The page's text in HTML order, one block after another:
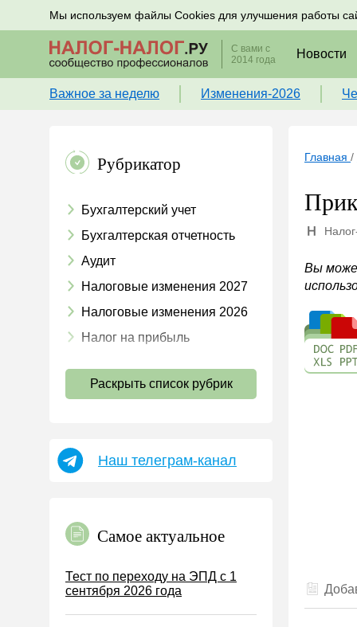
Мы используем файлы Cookies для улучшения работы
Подписывайтесь на новости по налогам, учету и
С вами с
2014 года
Новости
Важное за неделю Изменения-2026
Рубрикатор
Бухгалтерский учет
Бухгалтерская отчетность
Аудит
Налоговые изменения 2027
Налоговые изменения 2026
Налог на прибыль
Страховые взносы 2026
УСН
Земельный налог
Налог на рекламу
Торговый сбор
Раскрыть список рубрик
Наш телеграм-канал
Самое актуальное
Тест по переходу на ЭПД с 1
сентября 2026 года
Главная /
Вы